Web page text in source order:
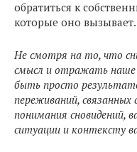
обратиться к
которые оно вызывает.
Не смотря на то, что
смысл и отражать наше
быть просто
переживаний,
понимания сновидений,
ситуации и контексту